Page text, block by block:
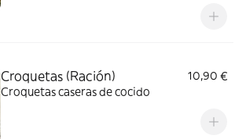
Croquetas (Ración)
10,90 €
Croquetas caseras de cocido